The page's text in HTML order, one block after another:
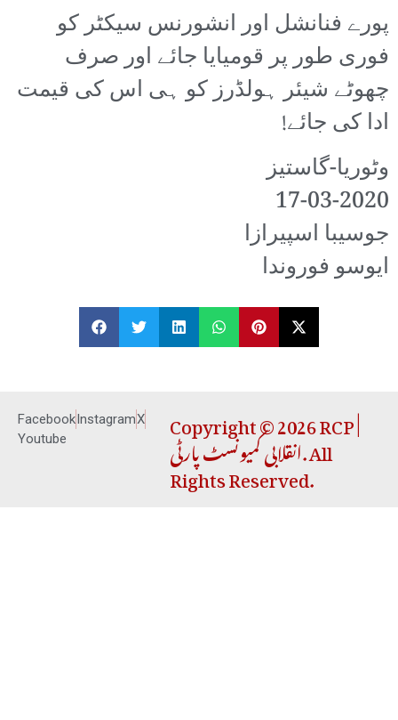
پورے فنانشل اور انشورنس سیکٹر کو
فوری طور پر قومیایا جائے اور صرف
چھوٹے شیئر ہولڈرز کو ہی اس کی قیمت
ادا کی جائے!
وٹوریا-گاستیز
17-03-2020
جوسیبا اسپیرازا
ایوسو فوروندا
FacebookInstagramX
Youtube
Copyright © 2026 RCP |
انقلابی کمیونسٹ پارٹی. All
Rights Reserved.